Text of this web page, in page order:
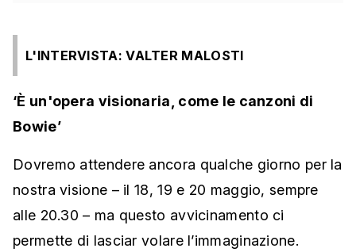
L'INTERVISTA: VALTER MALOSTI
‘È un'opera visionaria, come le canzoni di
Bowie’
Dovremo attendere ancora qualche giorno per la
nostra visione – il 18, 19 e 20 maggio, sempre
alle 20.30 – ma questo avvicinamento ci
permette di lasciar volare l’immaginazione.